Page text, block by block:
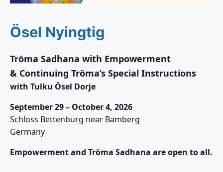
Ösel Nyingtig
Tröma Sadhana with Empowerment
& Continuing Tröma’s Special Instructions
with Tulku Ösel Dorje
September 29 – October 4, 2026
Schloss Bettenburg near Bamberg
Germany
Empowerment and Tröma Sadhana are open to all.